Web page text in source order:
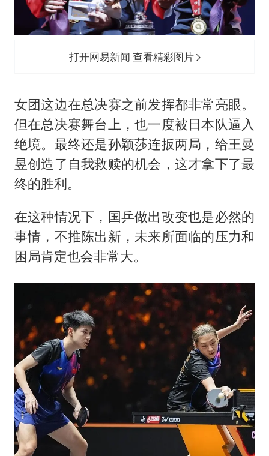
打开网易新闻 查看精彩图片
女团这边在总决赛之前发挥都非常亮眼。
但在总决赛舞台上，也一度被日本队逼入
绝境。最终还是孙颖莎连扳两局，给王曼
昱创造了自我救赎的机会，这才拿下了最
终的胜利。
在这种情况下，国乒做出改变也是必然的
事情，不推陈出新，未来所面临的压力和
困局肯定也会非常大。